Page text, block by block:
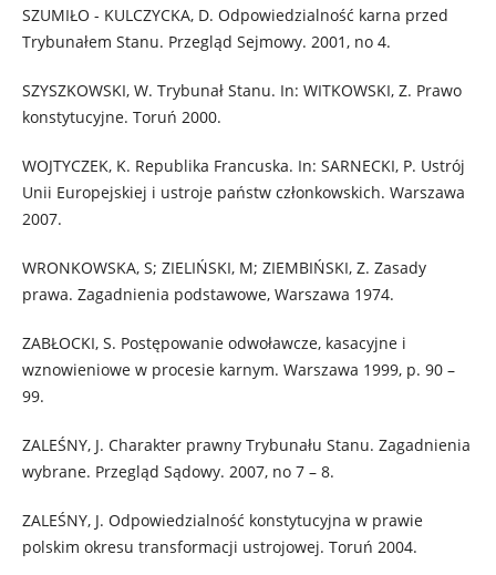
SZUMIŁO - KULCZYCKA, D. Odpowiedzialność karna przed
Trybunałem Stanu. Przegląd Sejmowy. 2001, no 4.
SZYSZKOWSKI, W. Trybunał Stanu. In: WITKOWSKI, Z. Prawo
konstytucyjne. Toruń 2000.
WOJTYCZEK, K. Republika Francuska. In: SARNECKI, P. Ustrój
Unii Europejskiej i ustroje państw członkowskich. Warszawa
2007.
WRONKOWSKA, S; ZIELIŃSKI, M; ZIEMBIŃSKI, Z. Zasady
prawa. Zagadnienia podstawowe, Warszawa 1974.
ZABŁOCKI, S. Postępowanie odwoławcze, kasacyjne i
wznowieniowe w procesie karnym. Warszawa 1999, p. 90 –
99.
ZALEŚNY, J. Charakter prawny Trybunału Stanu. Zagadnienia
wybrane. Przegląd Sądowy. 2007, no 7 – 8.
ZALEŚNY, J. Odpowiedzialność konstytucyjna w prawie
polskim okresu transformacji ustrojowej. Toruń 2004.